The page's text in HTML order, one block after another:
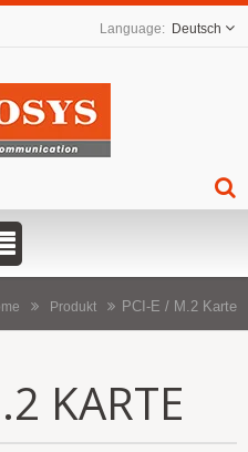
Deutsch
Produkt PCI-E / M.2 Karte
KARTE